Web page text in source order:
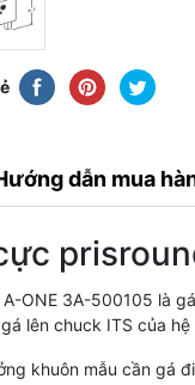
dẫn mua
ONE 3A-500105 là
lên chuck ITS của hệ
khuôn mẫu cần gá